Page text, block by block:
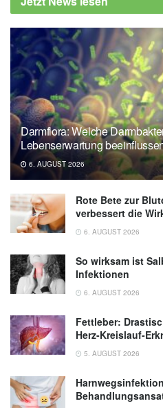
Darmflora: Welche
Lebenserwartung
6. AUGUST 2026
Rote Bete zur
verbessert die
6. AUGUST 2026
So wirksam ist
Infektionen
6. AUGUST 2026
Fettleber:
Herz-Kreislauf-
5. AUGUST 2026